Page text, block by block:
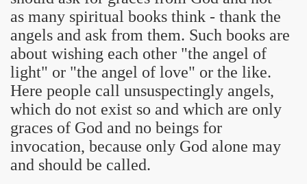
as many spiritual books think - thank the
angels and ask from them. Such books are
about wishing each other "the angel of
light" or "the angel of love" or the like.
Here people call unsuspectingly angels,
which do not exist so and which are only
graces of God and no beings for
invocation, because only God alone may
and should be called.